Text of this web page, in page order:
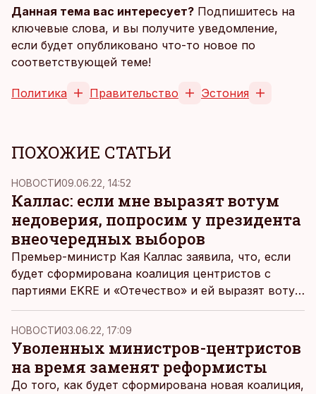
Данная тема вас интересует? Подпишитесь на
ключевые слова, и вы получите уведомление,
если будет опубликовано что-то новое по
соответствующей теме!
Политика Правительство Эстония
ПОХОЖИЕ СТАТЬИ
НОВОСТИ09.06.22, 14:52
Каллас: если мне выразят вотум
недоверия, попросим у президента
внеочередных выборов
Премьер-министр Кая Каллас заявила, что, если
будет сформирована коалиция центристов с
партиями EKRE и «Отечество» и ей выразят вотум
недоверия, Партия реформ обратится к
президенту с просьбой о возможности
проведения внеочередных выборов, но
президент вправе действовать по своему
усмотрению.
НОВОСТИ03.06.22, 17:09
Уволенных министров-центристов
на время заменят реформисты
До того, как будет сформирована новая коалиция,